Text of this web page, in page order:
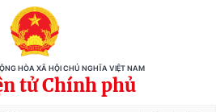
HÒA XÃ HỘI CHỦ NGHĨA VIỆT NAM
tử Chính phủ